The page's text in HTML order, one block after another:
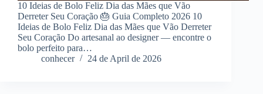
10 Ideias de Bolo Feliz Dia das Mães que Vão
Derreter Seu Coração 🎂 Guia Completo 2026 10
Ideias de Bolo Feliz Dia das Mães que Vão Derreter
Seu Coração Do artesanal ao designer — encontre o
bolo perfeito para…
conhecer
24 de April de 2026